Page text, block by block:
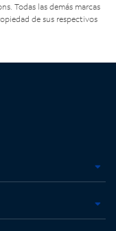
Todas las demás marcas
de sus respectivos